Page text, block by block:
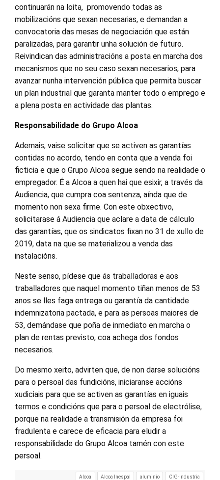
continuarán na loita, promovendo todas as
mobilizacións que sexan necesarias, e demandan a
convocatoria das mesas de negociación que están
paralizadas, para garantir unha solución de futuro.
Reivindican das administracións a posta en marcha dos
mecanismos que no seu caso sexan necesarios, para
avanzar nunha intervención pública que permita buscar
un plan industrial que garanta manter todo o emprego e
a plena posta en actividade das plantas.
Responsabilidade do Grupo Alcoa
Ademais, vaise solicitar que se activen as garantías
contidas no acordo, tendo en conta que a venda foi
ficticia e que o Grupo Alcoa segue sendo na realidade o
empregador. É a Alcoa a quen hai que esixir, a través da
Audiencia, que cumpra coa sentenza, aínda que de
momento non sexa firme. Con este obxectivo,
solicitarase á Audiencia que aclare a data de cálculo
das garantías, que os sindicatos fixan no 31 de xullo de
2019, data na que se materializou a venda das
instalacións.
Neste senso, pídese que ás traballadoras e aos
traballadores que naquel momento tiñan menos de 53
anos se lles faga entrega ou garantía da cantidade
indemnizatoria pactada, e para as persoas maiores de
53, demándase que poña de inmediato en marcha o
plan de rentas previsto, coa achega dos fondos
necesarios.
Do mesmo xeito, advirten que, de non darse solucións
para o persoal das fundicións, iniciaranse accións
xudiciais para que se activen as garantías en iguais
termos e condicións que para o persoal de electrólise,
porque na realidade a transmisión da empresa foi
fradulenta e carece de eficacia para eludir a
responsabilidade do Grupo Alcoa tamén con este
persoal.
Alcoa Alcoa Inespal aluminio CIG-Industria